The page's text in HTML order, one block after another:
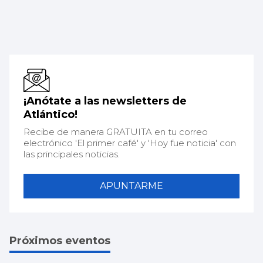
¡Anótate a las newsletters de
Atlántico!
Recibe de manera GRATUITA en tu correo
electrónico 'El primer café' y 'Hoy fue noticia' con
las principales noticias.
APUNTARME
Próximos eventos